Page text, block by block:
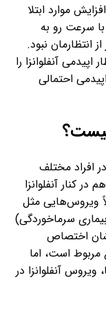
موارد ابتلا
و با سرعت رو به
انتظارمان نبود.
آنفلوانزا را
احتمالی
افراد مختلف
کنار آنفلوانزا
ویروس‌هایی مثل
بیماری سرماخوردگی)
اختصاص
مربوط است، اما
آنفلوانزا در